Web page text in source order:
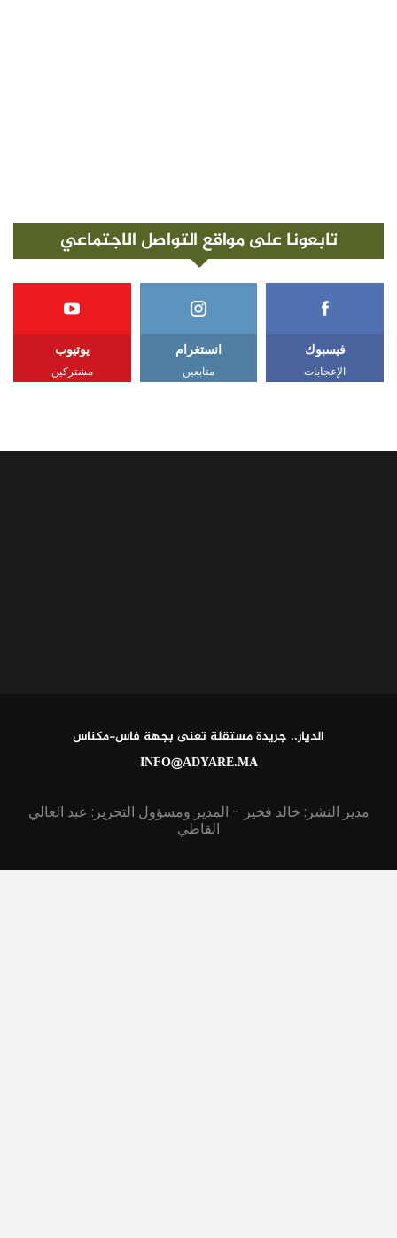
تابعونا على مواقع التواصل الاجتماعي
فيسبوك
الإعجابات
انستغرام
متابعين
يوتيوب
مشتركين
الديار.. جريدة مستقلة تعنى بجهة فاس-مكناس
INFO@ADYARE.MA
مدير النشر: خالد فخير - المدير ومسؤول التحرير: عبد العالي
القاطي